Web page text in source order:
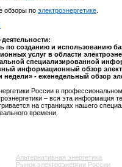
обзоры по электроэнергетике
по созданию и использованию
услуг в области
специализированной
информационный обзор
недели» - еженедельный обзор
России в
– вся эта информация
на страницах нашего
времени.
Альтернативная энергетика
Рынок электроэнергии России